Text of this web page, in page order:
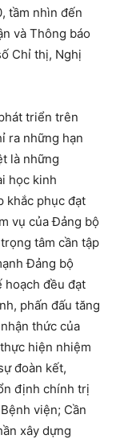
tầm nhìn đến
và Thông báo
Chỉ thị, Nghị
triển trên
ra những hạn
là những
học kinh
khắc phục đạt
vụ của Đảng bộ
tâm cần tập
Đảng bộ
hoạch đều đạt
phấn đấu tăng
thức của
hiện nhiệm
đoàn kết,
định chính trị
viện; Cần
xây dựng